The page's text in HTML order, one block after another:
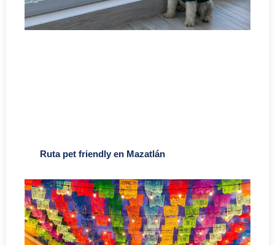
Ruta pet friendly en Mazatlán